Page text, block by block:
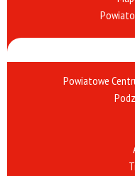
Powiatowe